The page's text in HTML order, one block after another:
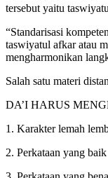
tersebut yaitu
“Standarisasi
taswiyatul afkar atau
mengharmonikan
Salah satu materi
DA’I HARUS
1. Karakter lemah
2. Perkataan yang baik